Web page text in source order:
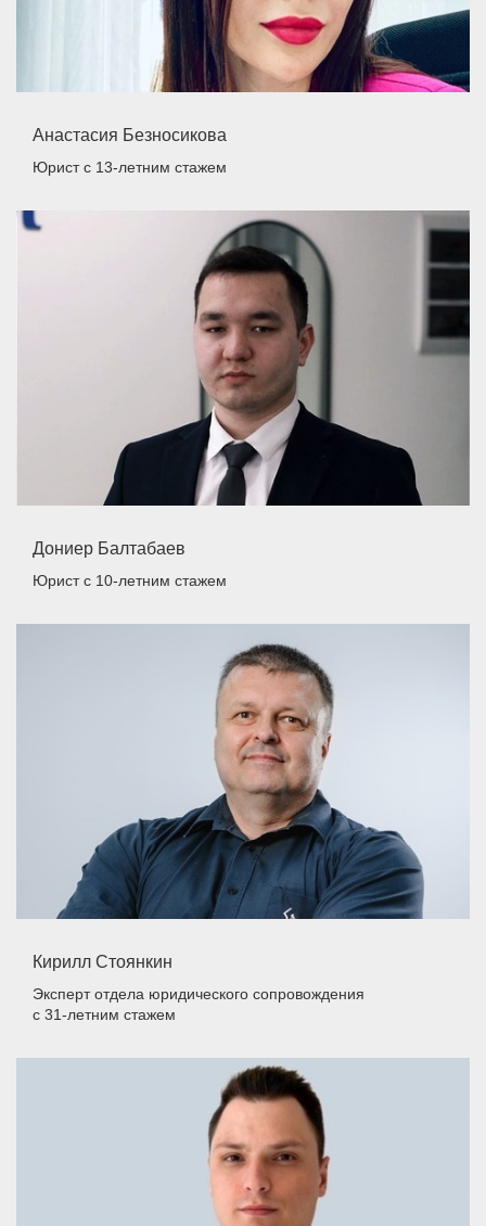
Анастасия Безносикова
Юристс 13-летним стажем
Дониер Балтабаев
Юристс 10-летним стажем
Кирилл Стоянкин
Эксперт отдела юридического сопровождения
с 31-летним стажем